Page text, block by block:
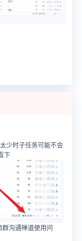
少时子任务可能不会
下
群沟通禅道使用问